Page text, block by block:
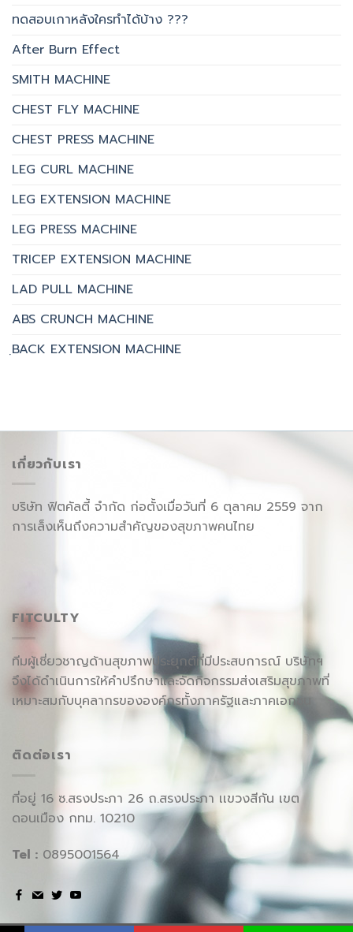
ทดสอบเกาหลังใครทำได้บ้าง ???
After Burn Effect
SMITH MACHINE
CHEST FLY MACHINE
CHEST PRESS MACHINE
LEG CURL MACHINE
LEG EXTENSION MACHINE
LEG PRESS MACHINE
TRICEP EXTENSION MACHINE
LAD PULL MACHINE
ABS CRUNCH MACHINE
ฺBACK EXTENSION MACHINE
เกี่ยวกับเรา
บริษัท ฟิตคัลตี้ จำกัด ก่อตั้งเมื่อวันที่ 6 ตุลาคม 2559 จาก
การเล็งเห็นถึงความสำคัญของสุขภาพคนไทย
FITCULTY
ทีมผู้เชี่ยวชาญด้านสุขภาพประยุกต์ที่มีประสบการณ์ บริษัทฯ
จึงได้ดำเนินการให้คำปรึกษาและจัดกิจกรรมส่งเสริมสุขภาพที่
เหมาะสมกับบุคลากรขององค์กรทั้งภาครัฐและภาคเอกชน
ติดต่อเรา
ที่อยู่ 16 ซ.สรงประภา 26 ถ.สรงประภา เเขวงสีกัน เขต
ดอนเมือง กทม. 10210
Tel : 0895001564